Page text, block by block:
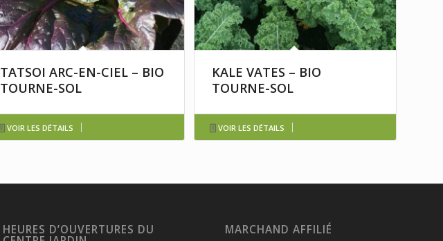
TATSOI ARC-EN-CIEL – BIO
TOURNE-SOL
VOIR LES DÉTAILS
KALE VATES – BIO
TOURNE-SOL
VOIR LES DÉTAILS
HEURES D’OUVERTURES DU MARCHAND AFFILIÉ